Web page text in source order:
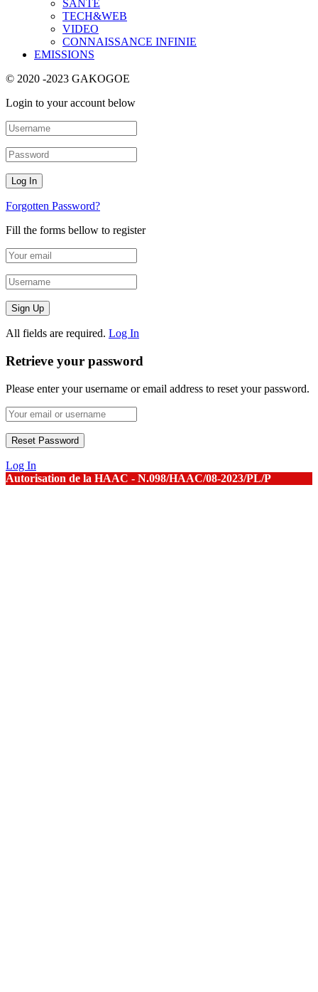
SANTE
TECH&WEB
VIDEO
CONNAISSANCE INFINIE
EMISSIONS
© 2020 -2023 GAKOGOE
Login to your account below
Forgotten Password?
Fill the forms bellow to register
All fields are required. Log In
Retrieve your password
Please enter your username or email address to reset your password.
Log In
Autorisation de la HAAC - N.098/HAAC/08-2023/PL/P